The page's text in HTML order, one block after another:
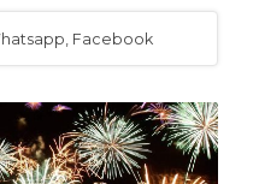
Facebook